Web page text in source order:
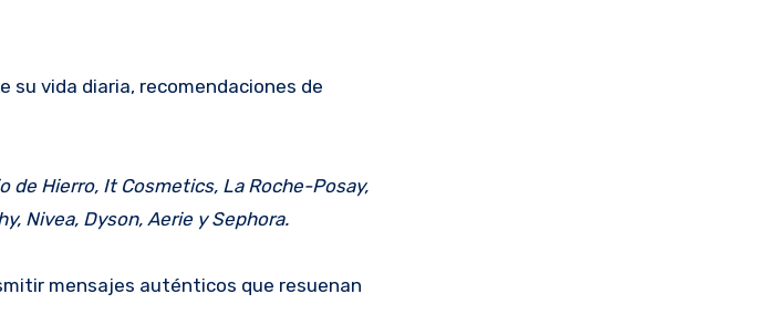
vida diaria, recomendaciones de
de Hierro, It Cosmetics, La Roche-Posay,
Nivea, Dyson, Aerie y Sephora.
mensajes auténticos que resuenan